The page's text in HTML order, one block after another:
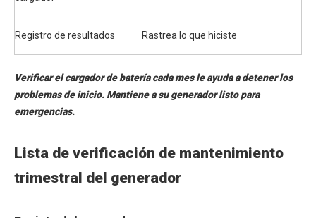
Registro de resultados Rastrea lo que hiciste
Verificar el cargador de batería cada mes le ayuda a detener los
problemas de inicio. Mantiene a su generador listo para
emergencias.
Lista de verificación de mantenimiento
trimestral del generador